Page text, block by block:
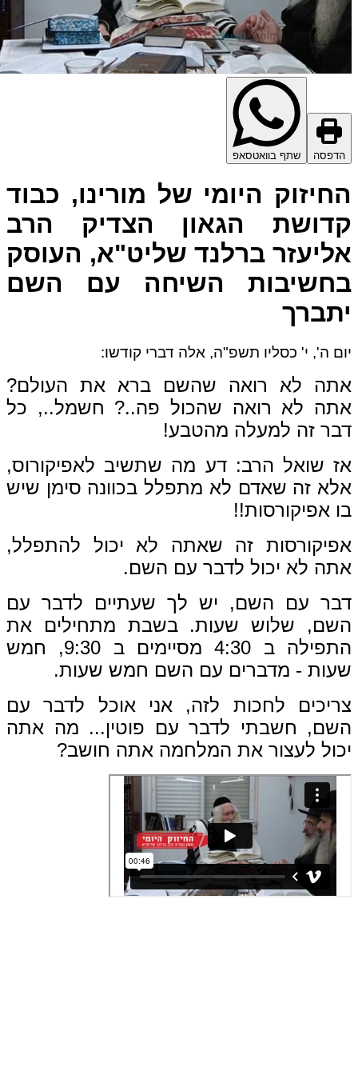
שתף בוואטסאפ
היומי של מורינו, כבוד
הגאון הצדיק הרב
ברלנד שליט"א, העוסק
השיחה עם השם
ה', י' כסליו תשפ"ה, אלה דברי קודשו:
לא רואה שהשם ברא את העולם?
לא רואה שהכול פה..? חשמל.., כל
זה למעלה מהטבע!
שואל הרב: דע מה שתשיב לאפיקורוס,
זה שאדם לא מתפלל בכוונה סימן שיש
אפיקורסות!!
זה שאתה לא יכול להתפלל,
לא יכול לדבר עם השם.
עם השם, יש לך שעתיים לדבר עם
שלוש שעות. בשבת מתחילים את
התפילה ב 4:30 מסיימים ב 9:30, חמש
- מדברים עם השם חמש שעות.
לחכות לזה, אני אוכל לדבר עם
חשבתי לדבר עם פוטין... מה אתה
לעצור את המלחמה אתה חושב?